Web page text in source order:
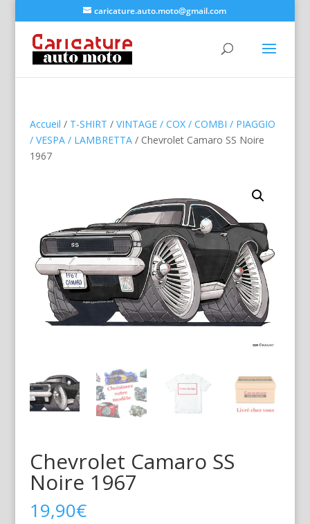
caricature.auto.moto@gmail.com
Accueil / T-SHIRT / VINTAGE / COX / COMBI / PIAGGIO
/ VESPA / LAMBRETTA/ Chevrolet Camaro SS Noire
1967
Chevrolet Camaro SS
Noire 1967
19,90€